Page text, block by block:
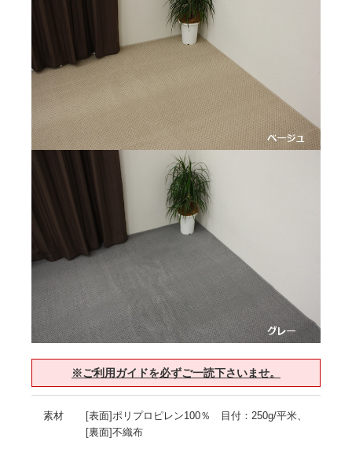
※ご利用ガイドを必ずご一読下さいませ。
素材
[表面]ポリプロピレン100％ 目付：250g/平米、
[裏面]不織布